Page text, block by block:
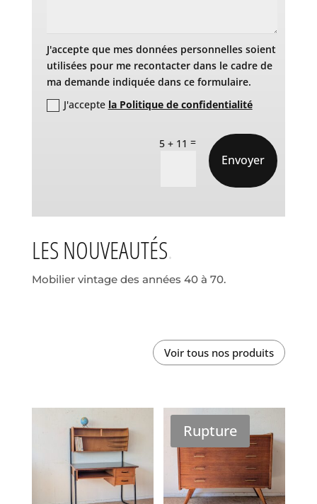
J'accepte que mes données personnelles soient
utilisées pour me recontacter dans le cadre de
ma demande indiquée dans ce formulaire.
J'accepte la Politique de confidentialité
5 + 11 =
Envoyer
LES NOUVEAUTÉS
Mobilier vintage des années 40 à 70.
Voir tous nos produits
Rupture